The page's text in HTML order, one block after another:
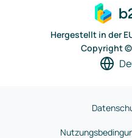
Hergestellt in der
Copyright